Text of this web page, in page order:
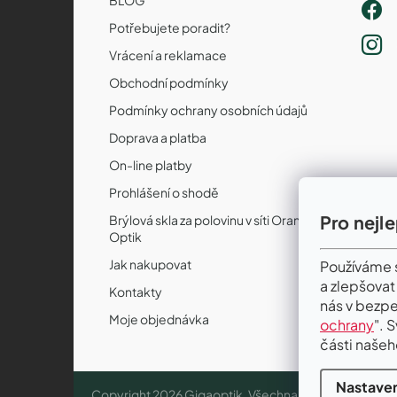
Pro
a
nás v
ochrany".
části
Potřebujete poradit?
Vrácení a reklamace
Obchodní podmínky
Podmínky ochrany osobních údajů
Doprava a platba
On-line platby
Prohlášení o shodě
Brýlová skla za polovinu v síti Orange
Optik
Jak nakupovat
Kontakty
Moje objednávka